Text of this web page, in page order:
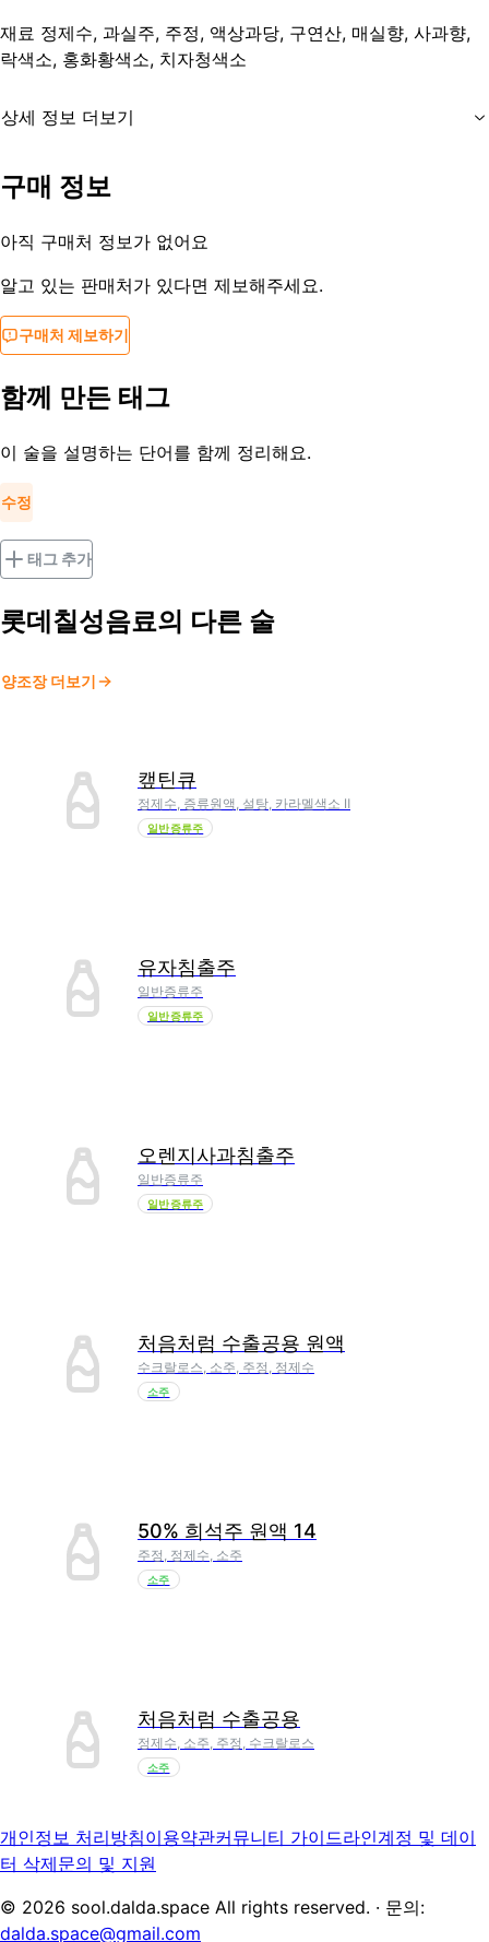
재료 정제수, 과실주, 주정, 액상과당, 구연산, 매실향, 사과향,
락색소, 홍화황색소, 치자청색소
상세 정보 더보기
등록일
구매 정보
아직 구매처 정보가 없어요
알고 있는 판매처가 있다면 제보해주세요.
구매처 제보하기
함께 만든 태그
이 술을 설명하는 단어를 함께 정리해요.
수정
태그 추가
롯데칠성음료의 다른 술
양조장 더보기
캪틴큐
정제수, 증류원액, 설탕, 카라멜색소 Ⅱ
일반증류주
유자침출주
일반증류주
일반증류주
오렌지사과침출주
일반증류주
일반증류주
처음처럼 수출공용 원액
수크랄로스, 소주, 주정, 정제수
소주
50% 희석주 원액 14
주정, 정제수, 소주
소주
처음처럼 수출공용
정제수, 소주, 주정, 수크랄로스
소주
개인정보 처리방침이용약관커뮤니티 가이드라인계정 및 데이
터 삭제문의 및 지원
© 2026 sool.dalda.space All rights reserved. · 문의:
dalda.space@gmail.com